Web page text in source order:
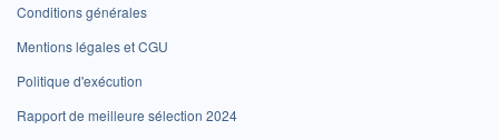
Conditions générales
Mentions légales et CGU
Politique d'exécution
Rapport de meilleure sélection 2024